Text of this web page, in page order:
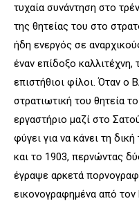
τυχαία συνάντηση στο
της θητείας του στο
ήδη ενεργός σε
έναν επίδοξο καλλιτέχνη,
επιστήθιοι φίλοι. Όταν ο
στρατιωτική του θητεία
εργαστήριο μαζί στο
φύγει για να κάνει τη
και το 1903, περνώντας
έγραψε αρκετά
εικονογραφημένα από